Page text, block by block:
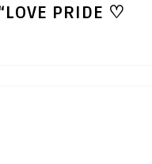
PRIDE ♡